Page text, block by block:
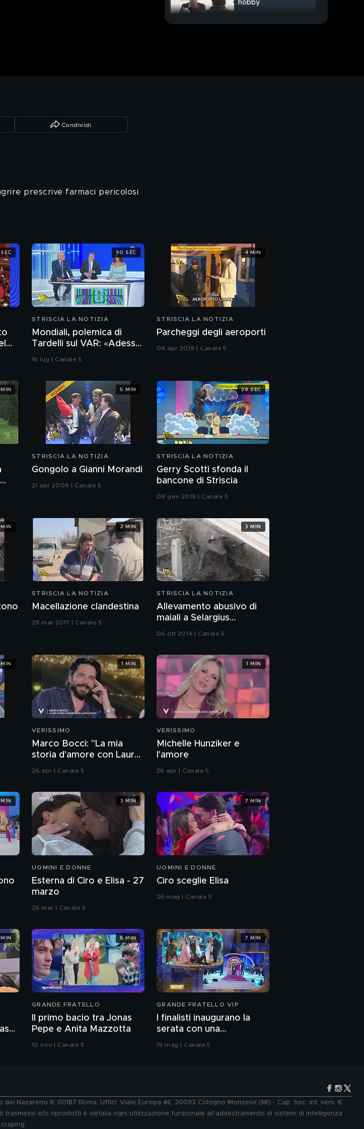
hobby
Condividi
prescrive farmaci pericolosi
STRISCIA LA NOTIZIA
Mondiali, polemica di
Tardelli sul VAR: «Adesso
c'è ma è peggio». Lo
16 lug | Canale 5
30 SEC
STRISCIA LA NOTIZIA
Parcheggi degli aeroporti
04 apr 2019 | Canale 5
4 MIN
STRISCIA LA NOTIZIA
Gongolo a Gianni Morandi
21 apr 2008 | Canale 5
5 MIN
STRISCIA LA NOTIZIA
Gerry Scotti sfonda il
bancone di Striscia
08 gen 2018 | Canale 5
39 SEC
STRISCIA LA NOTIZIA
Macellazione clandestina
28 mar 2017 | Canale 5
2 MIN
STRISCIA LA NOTIZIA
Allevamento abusivo di
maiali a Selargius
06 ott 2014 | Canale 5
3 MIN
VERISSIMO
Marco Bocci: "La mia
storia d'amore con Laura
Chiatti"
26 apr | Canale 5
1 MIN
VERISSIMO
Michelle Hunziker e
l'amore
26 apr | Canale 5
1 MIN
UOMINI E DONNE
Esterna di Ciro e Elisa - 27
marzo
26 mar | Canale 5
3 MIN
UOMINI E DONNE
Ciro sceglie Elisa
26 mag | Canale 5
7 MIN
MIN
GRANDE FRATELLO
Il primo bacio tra Jonas
Pepe e Anita Mazzotta
10 nov | Canale 5
5 MIN
GRANDE FRATELLO VIP
I finalisti inaugurano la
serata con una
coreografia
19 mag | Canale 5
7 MIN
Nazareno 8, 00187 Roma. Uffici: Viale Europa 46, 20093 Cologno Monzese (MI) - Cap. Soc. int. vers. €
e/o riprodotti è vietata ogni utilizzazione funzionale all'addestramento di sistemi di intelligenza